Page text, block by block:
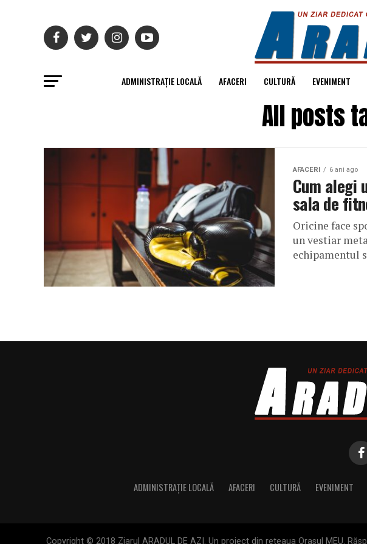
ADMINISTRAȚIE LOCALĂ AFACERI CULTURĂ EVENIMENT
All posts
AFACERI 6 ani ago
Cum alegi
sala de
Oricine face
un vestiar
echipamentul
ADMINISTRAȚIE LOCALĂ AFACERI CULTURĂ EVENIMENT
Copyright © 2018 Ziarul ARADUL DE AZI. Un proiect din reteaua Orasul MEU.